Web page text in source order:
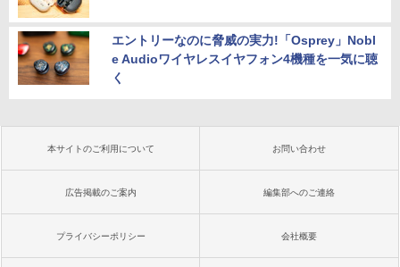
エントリーなのに脅威の実力!「Osprey」Nobl
e Audioワイヤレスイヤフォン4機種を一気に聴
く
本サイトのご利用について お問い合わせ
広告掲載のご案内 編集部へのご連絡
プライバシーポリシー 会社概要